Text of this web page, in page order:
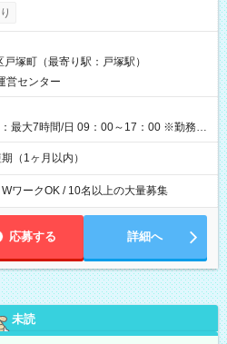
あり 【即給（前払い）オプションあ
、勤務から1週間ほどで給与の一部を受け
8:30～17:30（休憩1時間） 時給1,300円
＋交通費 ※当日の役割により時給＋100
験 7:00～13:30（休憩なし） 時給1,300
時間＝日収8,400円＋交通費 【試用期
塚町（最寄り駅：戸塚駅）
営センター
最大7時間/日 09：00～17：00 ※勤務時
ります。
（1ヶ月以内）
ワークOK / 10名以上の大量募集
応募する 詳細へ
未読